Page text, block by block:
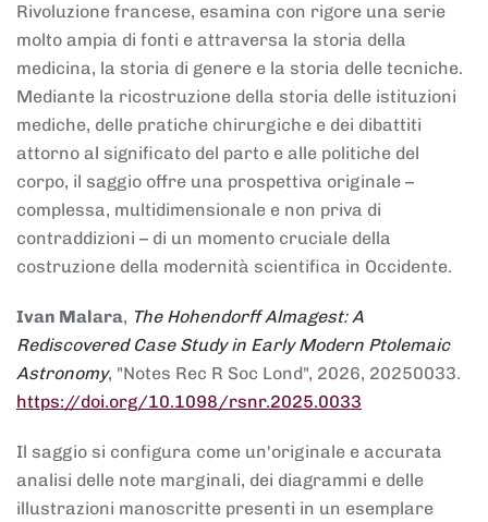
Rivoluzione francese, esamina con rigore una serie
molto ampia di fonti e attraversa la storia della
medicina, la storia di genere e la storia delle tecniche.
Mediante la ricostruzione della storia delle istituzioni
mediche, delle pratiche chirurgiche e dei dibattiti
attorno al significato del parto e alle politiche del
corpo, il saggio offre una prospettiva originale –
complessa, multidimensionale e non priva di
contraddizioni – di un momento cruciale della
costruzione della modernità scientifica in Occidente.
Ivan Malara, The Hohendorff Almagest: A
Rediscovered Case Study in Early Modern Ptolemaic
Astronomy, "Notes Rec R Soc Lond", 2026, 20250033.
https://doi.org/10.1098/rsnr.2025.0033
Il saggio si configura come un'originale e accurata
analisi delle note marginali, dei diagrammi e delle
illustrazioni manoscritte presenti in un esemplare